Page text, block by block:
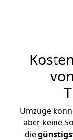
Umzüge
aber keine
die